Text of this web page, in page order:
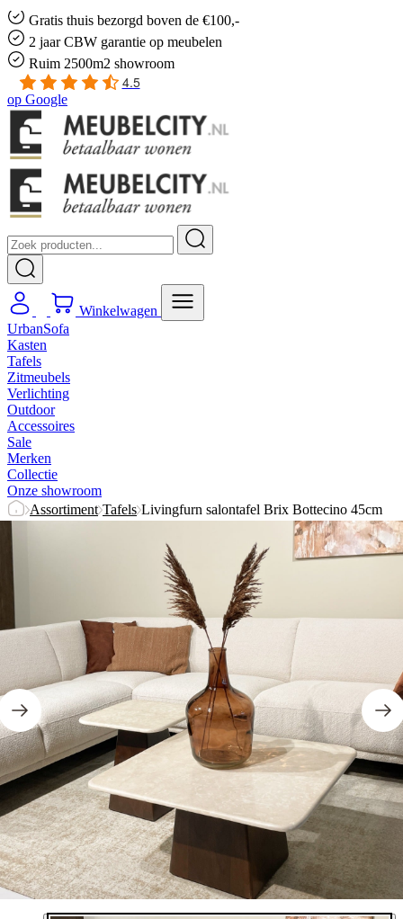
Gratis thuis bezorgd boven de €100,-
2 jaar CBW garantie op meubelen
Ruim 2500m2 showroom
4.5
op Google
Winkelwagen
UrbanSofa
Kasten
Tafels
Zitmeubels
Verlichting
Outdoor
Accessoires
Sale
Merken
Collectie
Onze showroom
Assortiment Tafels Livingfurn salontafel Brix Bottecino 45cm